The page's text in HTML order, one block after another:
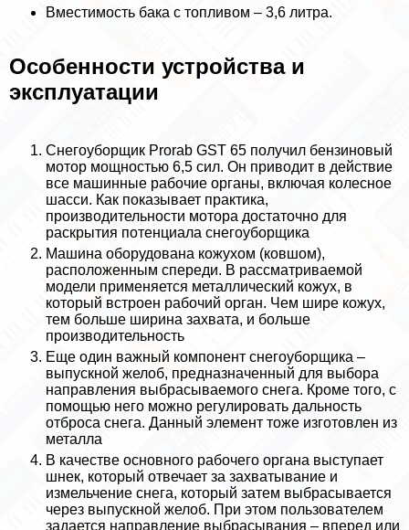
Вместимость бака с топливом – 3,6 литра.
Особенности устройства и
эксплуатации
Снегоуборщик Prorab GST 65 получил бензиновый
мотор мощностью 6,5 сил. Он приводит в действие
все машинные рабочие органы, включая колесное
шасси. Как показывает пpaктика,
производительности мотора достаточно для
раскрытия потенциала снегоуборщика
Машина оборудована кожухом (ковшом),
расположенным спереди. В рассматриваемой
модели применяется металлический кожух, в
который встроен рабочий орган. Чем шире кожух,
тем больше ширина захвата, и больше
производительность
Еще один важный компонент снегоуборщика –
выпускной желоб, предназначенный для выбора
направления выбрасываемого снега. Кроме того, с
помощью него можно регулировать дальность
отброса снега. Данный элемент тоже изготовлен из
металла
В качестве основного рабочего органа выступает
шнек, который отвечает за захватывание и
измельчение снега, который затем выбрасывается
через выпускной желоб. При этом пользователем
задается направление выбрасывания – вперед или